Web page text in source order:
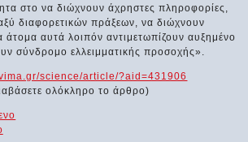
στο να διώχνουν άχρηστες πληροφορίες,
διαφορετικών πράξεων, να διώχνουν
άτομα αυτά λοιπόν αντιμετωπίζουν αυξημένο
σύνδρομο ελλειμματικής προσοχής».
science/article/?aid=431906
ολόκληρο το άρθρο)